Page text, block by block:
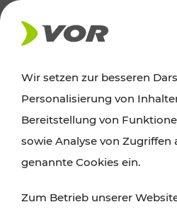
NEWS
VOR Mobile
Öffentlicher
Wir setzen zur besseren
Personalisierung von
Bereitstellung von
sowie Analyse von Zugriffen
genannte Cookies ein.
Zum Betrieb unserer